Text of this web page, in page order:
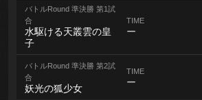
バトルRound 準決勝 第1試
合
水駆ける天叢雲の皇
子
TIME
ー
バトルRound 準決勝 第2試
合
妖光の狐少女
TIME
ー